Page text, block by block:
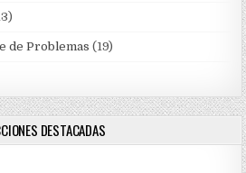
de Problemas (19)
DESTACADAS